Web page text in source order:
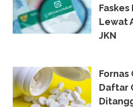
Faskes
Lewat
JKN
Fornas
Daftar